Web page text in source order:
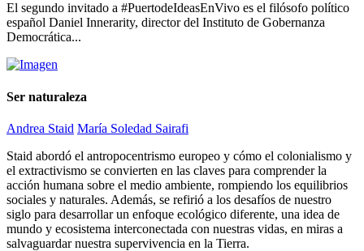
El segundo invitado a #PuertodeIdeasEnVivo es el filósofo político
español Daniel Innerarity, director del Instituto de Gobernanza
Democrática...
Ser naturaleza
Andrea Staid María Soledad Sairafi
Staid abordó el antropocentrismo europeo y cómo el colonialismo y
el extractivismo se convierten en las claves para comprender la
acción humana sobre el medio ambiente, rompiendo los equilibrios
sociales y naturales. Además, se refirió a los desafíos de nuestro
siglo para desarrollar un enfoque ecológico diferente, una idea de
mundo y ecosistema interconectada con nuestras vidas, en miras a
salvaguardar nuestra supervivencia en la Tierra.